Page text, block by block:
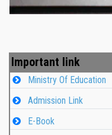
Important link
Ministry Of Education
Admission Link
E-Book